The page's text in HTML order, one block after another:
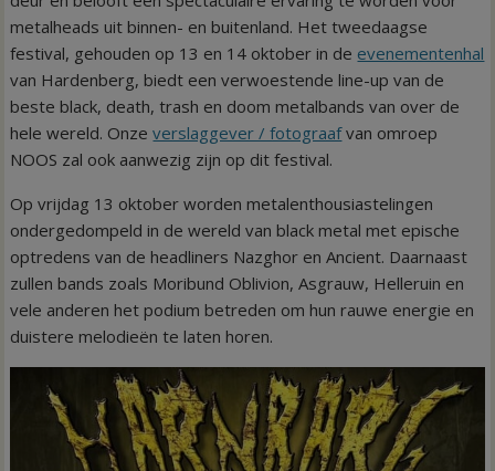
metalheads uit binnen- en buitenland. Het tweedaagse
festival, gehouden op 13 en 14 oktober in de evenementenhal
van Hardenberg, biedt een verwoestende line-up van de
beste black, death, trash en doom metalbands van over de
hele wereld. Onzeverslaggever / fotograafvan omroep
NOOS zal ook aanwezig zijn op dit festival.
Op vrijdag 13 oktober worden metalenthousiastelingen
ondergedompeld in de wereld van black metal met epische
optredens van de headliners Nazghor en Ancient. Daarnaast
zullen bands zoals Moribund Oblivion, Asgrauw, Helleruin en
vele anderen het podium betreden om hun rauwe energie en
duistere melodieën te laten horen.